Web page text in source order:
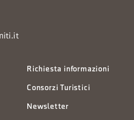
Richiesta informazioni
Consorzi Turistici
Newsletter